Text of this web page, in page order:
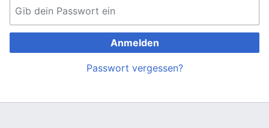
Anmelden
Passwort vergessen?